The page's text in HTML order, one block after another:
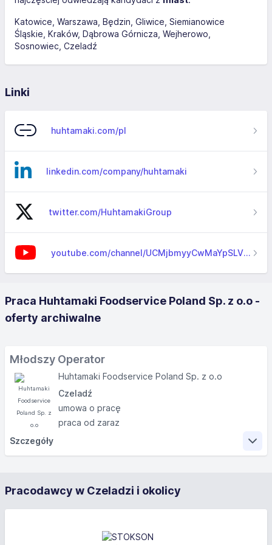
Katowice Warszawa Będzin Gliwice Siemianowice
Śląskie Kraków Dąbrowa Górnicza Wejherowo
Sosnowiec Czeladź
Linki
huhtamaki.com/pl
linkedin.com/company/huhtamaki
twitter.com/HuhtamakiGroup
youtube.com/channel/UCMjbmyyCwMaYpSLV44wwSYA
Praca Huhtamaki Foodservice Poland Sp. z o.o -
oferty archiwalne
Młodszy Operator
Huhtamaki Foodservice Poland Sp. z o.o
Czeladź
umowa o pracę
praca od zaraz
Szczegóły
problemów, terminowa realizacja zadań
Pracodawcy w Czeladzi i okolicy